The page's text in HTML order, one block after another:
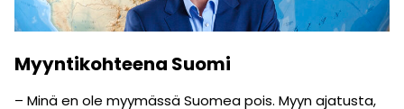
Myyntikohteena Suomi
– Minä en ole myymässä Suomea pois. Myyn ajatusta,